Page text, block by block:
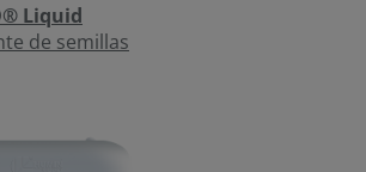
Liquid
de semillas